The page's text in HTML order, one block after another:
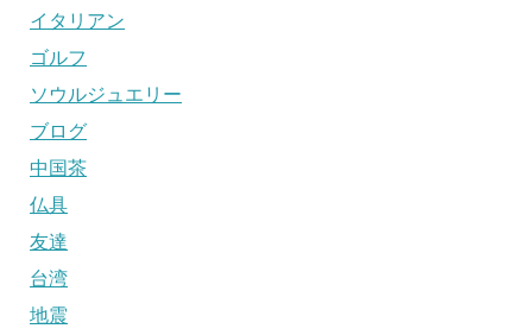
イタリアン
ゴルフ
ソウルジュエリー
ブログ
中国茶
仏具
友達
台湾
地震